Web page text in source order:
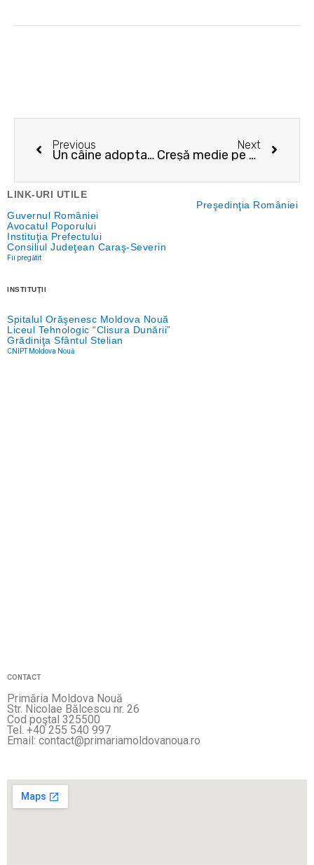
Prev
Previous
Un câine adoptat astăzi, poate fi prietenul loial de mâine
Next
Creșă medie pe bani europeni
Next
LINK-URI UTILE
Preşedinţia României
Guvernul României
Avocatul Poporului
Instituţia Prefectului
Consiliul Judeţean Caraş-Severin
Fii pregătit
INSTITUŢII
Spitalul Orăşenesc Moldova Nouă
Liceul Tehnologic “Clisura Dunării”
Grădiniţa Sfântul Stelian
CNIPT Moldova Nouă
CONTACT
Primăria Moldova Nouă
Str. Nicolae Bălcescu nr. 26
Cod poştal 325500
Tel. +40 255 540 997
Email: contact@primariamoldovanoua.ro